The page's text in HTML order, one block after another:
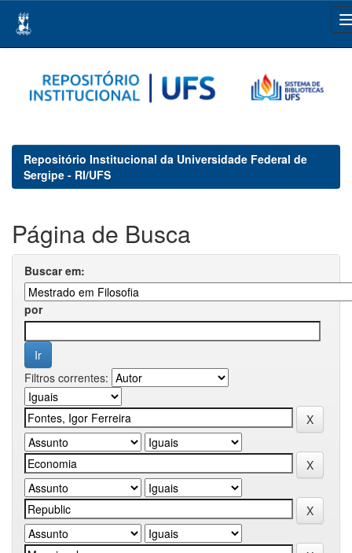
navigation
Repositório Institucional da Universidade Federal de
Sergipe - RI/UFS
Página de Busca
Buscar em:
por
Filtros correntes: